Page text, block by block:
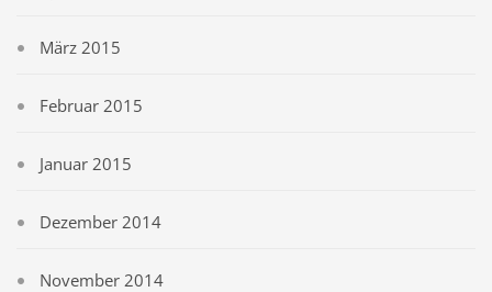
März 2015
Februar 2015
Januar 2015
Dezember 2014
November 2014